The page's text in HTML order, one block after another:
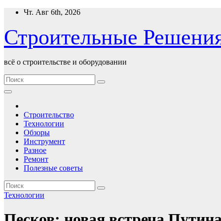
Перейти
содержимому
Чт. Авг 6th, 2026
Строительные
всё о строительстве и оборудовании
Строительство
Технологии
Обзоры
Инструмент
Разное
Ремонт
Полезные советы
Технологии